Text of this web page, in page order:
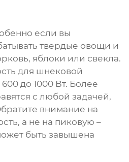
если вы
твердые овощи и
яблоки или свекла.
для шнековой
600 до 1000 Вт. Более
с любой задачей,
внимание на
а не на пиковую –
быть завышена